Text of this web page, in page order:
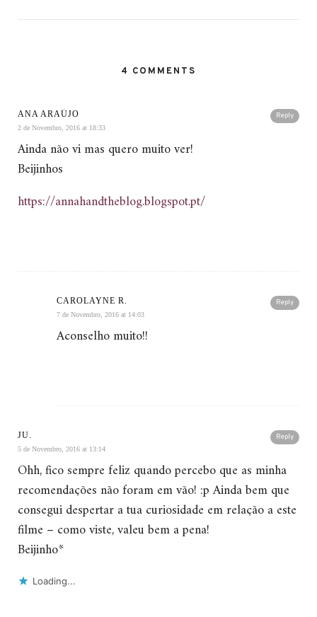
4 COMMENTS
Reply
ANA ARAÚJO
2 de Novembro, 2016 at 18:33
Ainda não vi mas quero muito ver!
Beijinhos
https://annahandtheblog.blogspot.pt/
Reply
CAROLAYNE R.
7 de Novembro, 2016 at 14:03
Aconselho muito!!
Reply
JU.
5 de Novembro, 2016 at 13:14
Ohh, fico sempre feliz quando percebo que as minha
recomendações não foram em vão! :p Ainda bem que
consegui despertar a tua curiosidade em relação a este
filme – como viste, valeu bem a pena!
Beijinho*
Loading...